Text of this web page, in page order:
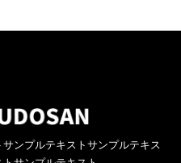
ンプルテキストサンプルテキス